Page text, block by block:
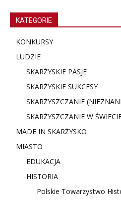
KATEGORIE
KONKURSY
LUDZIE
SKARŻYSKIE PASJE
SKARŻYSKIE SUKCESY
SKARŻYSZCZANIE (NIEZNANI
SKARŻYSZCZANIE W
MADE IN SKARŻYSKO
MIASTO
EDUKACJA
HISTORIA
Polskie Towarzystwo